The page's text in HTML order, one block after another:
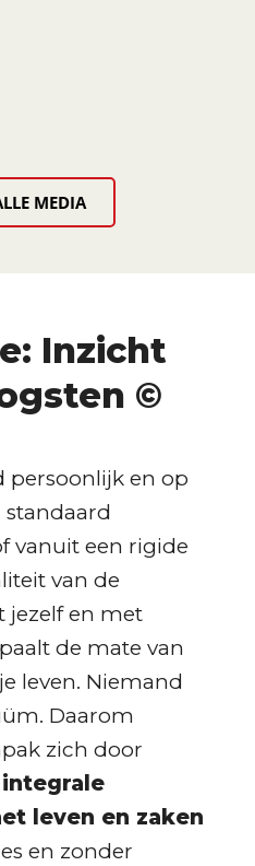
MEDIA
Inzicht
©
persoonlijk en op
standaard
vanuit een rigide
van de
en met
de mate van
leven. Niemand
Daarom
zich door
leven en zaken
en zonder